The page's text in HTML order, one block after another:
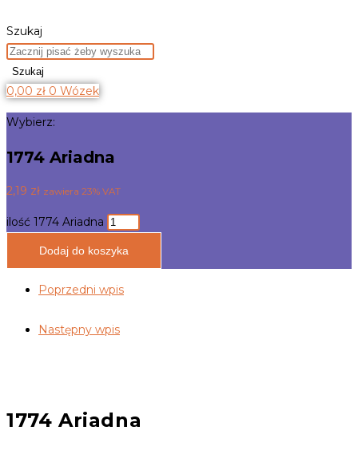
Szukaj
Szukaj
0,00 zł 0 Wózek
Wybierz:
1774 Ariadna
2,19 zł zawiera 23% VAT
ilość 1774 Ariadna
Dodaj do koszyka
Poprzedni wpis
Następny wpis
1774 Ariadna